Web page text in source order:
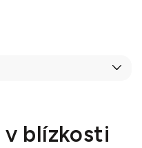
v blízkosti